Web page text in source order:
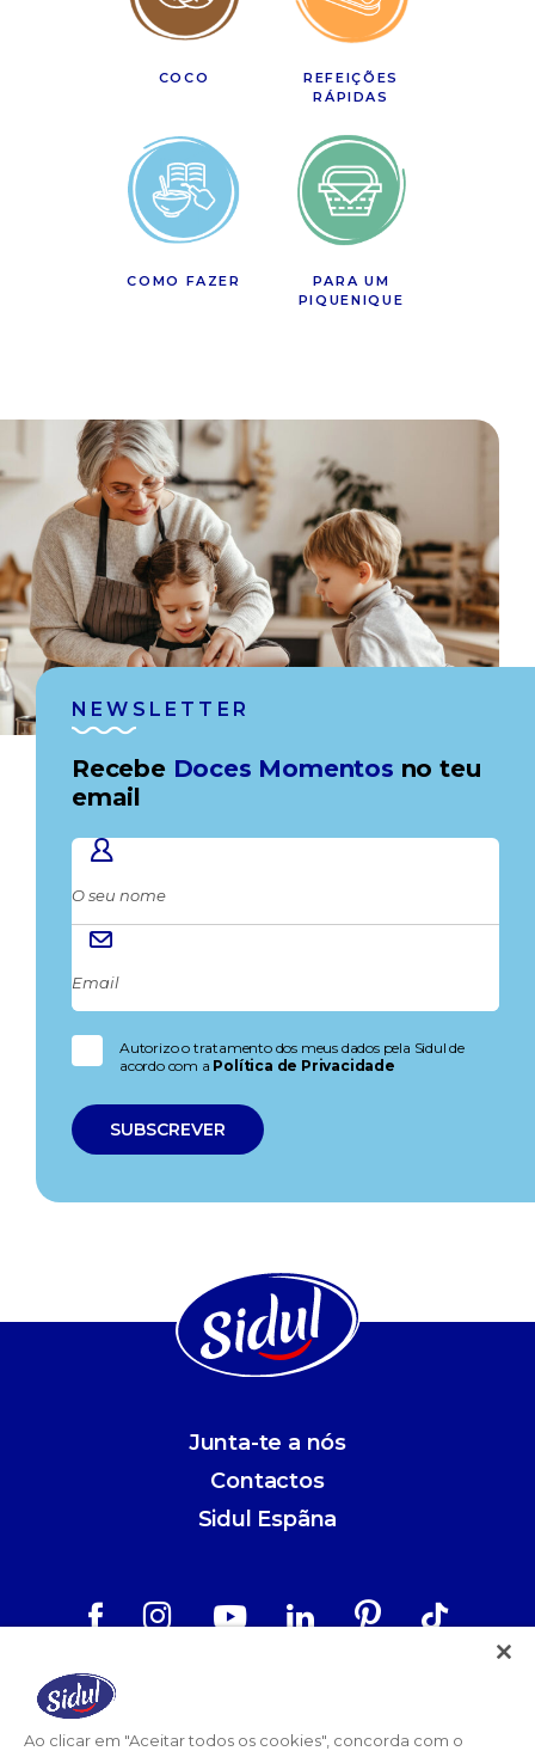
COCO
REFEIÇÕES
RÁPIDAS
COMO FAZER
PARA UM
PIQUENIQUE
NEWSLETTER
Recebe Doces Momentos no teu
email
Autorizo o tratamento dos meus dados pela Sidul de
acordo com a Política de Privacidade
Junta-te a nós
Contactos
Sidul Espãna
Política de Privacidade
Ao clicar em "Aceitar todos os cookies", concorda com o